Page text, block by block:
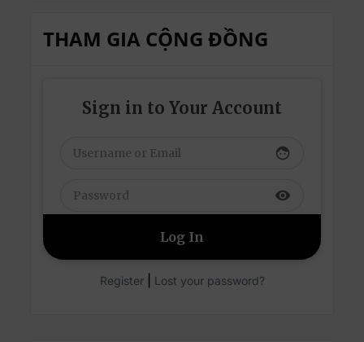
THAM GIA CỘNG ĐỒNG
Sign in to Your Account
face
visibility
Register| Lost your password?